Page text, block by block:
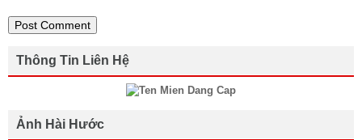
Thông Tin Liên Hệ
Ảnh Hài Hước